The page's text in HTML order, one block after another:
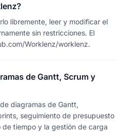
libremente, leer y modificar el
sin restricciones. El
Worklenz/worklenz.
de Gantt, Scrum y
diagramas de Gantt,
seguimiento de presupuesto
de tiempo y la gestión de carga